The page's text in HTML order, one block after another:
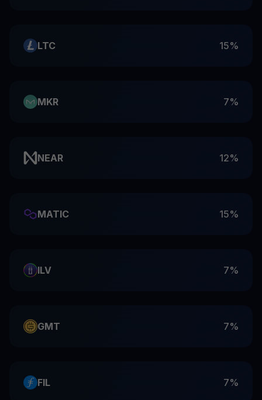
LTC 15%
MKR 7%
NEAR 12%
MATIC 15%
ILV 7%
GMT 7%
FIL 7%